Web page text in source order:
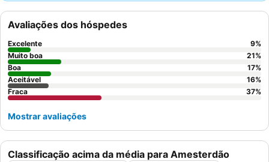
consistentemente a
equipa de receção simpática e prestável
apreciam o buffet de pequeno-almoço adequado, embora
básico. Para uma experiência mais tranquila, os hóspedes
podem considerar pedir um quarto virado para o lado oposto à
rua.
Classificação acima da média para Amesterdão
Avaliações dos hóspedes
Excelente 9%
Muito boa
21%
Boa
17%
Aceitável
16%
Fraca
37%
Mostrar avaliações